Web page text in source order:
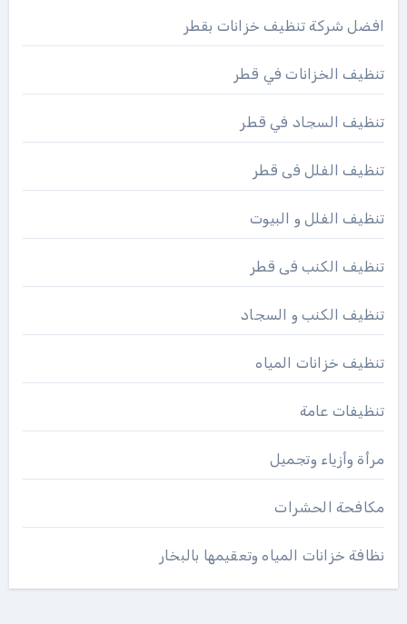
افضل شركة تنظيف خزانات بقطر
تنظيف الخزانات في قطر
تنظيف السجاد في قطر
تنظيف الفلل فى قطر
تنظيف الفلل و البيوت
تنظيف الكنب فى قطر
تنظيف الكنب و السجاد
تنظيف خزانات المياه
تنظيفات عامة
مرأة وأزياء وتجميل
مكافحة الحشرات
نظافة خزانات المياه وتعقيمها بالبخار